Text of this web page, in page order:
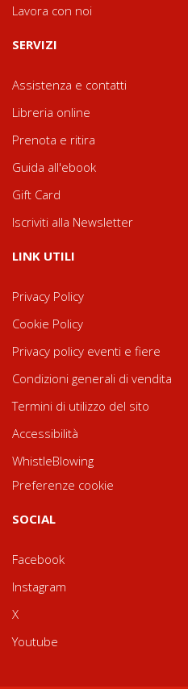
Lavora con noi
SERVIZI
Assistenza e contatti
Libreria online
Prenota e ritira
Guida all'ebook
Gift Card
Iscriviti alla Newsletter
LINK UTILI
Privacy Policy
Cookie Policy
Privacy policy eventi e fiere
Condizioni generali di vendita
Termini di utilizzo del sito
Accessibilità
WhistleBlowing
Preferenze cookie
SOCIAL
Facebook
Instagram
X
Youtube